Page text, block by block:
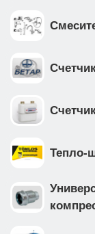
Тепло-